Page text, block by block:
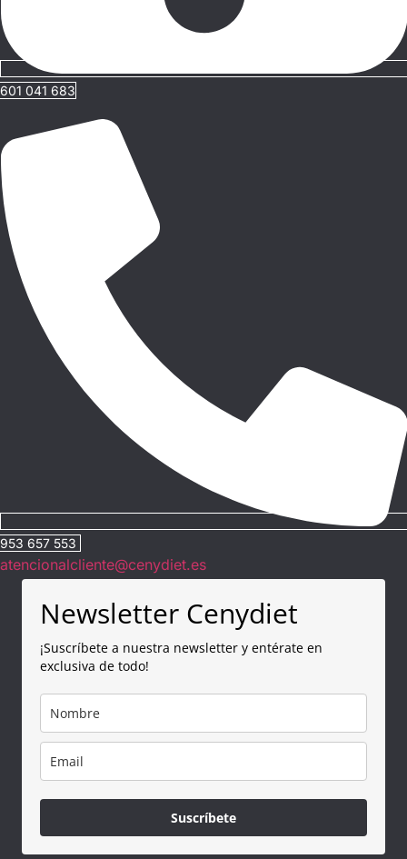
601 041 683
953 657 553
atencionalcliente@cenydiet.es
Newsletter Cenydiet
¡Suscríbete a nuestra newsletter y entérate en
exclusiva de todo!
Suscríbete